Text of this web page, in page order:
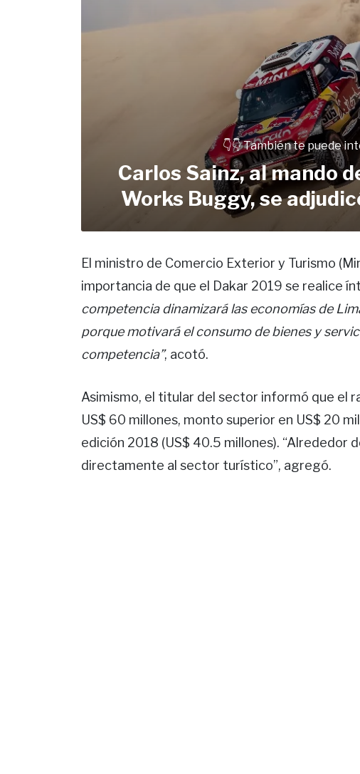
👇👇 También te puede
Carlos Sainz, al mando
Works Buggy, se
El ministro de Comercio Exterior y Turismo
importancia de que el Dakar 2019 se realice
competencia dinamizará las economías de
porque motivará el consumo de bienes y
competencia”, acotó.
Asimismo, el titular del sector informó que el
US$ 60 millones, monto superior en US$ 20
edición 2018 (US$ 40.5 millones). “Alrededor
directamente al sector turístico”, agregó.